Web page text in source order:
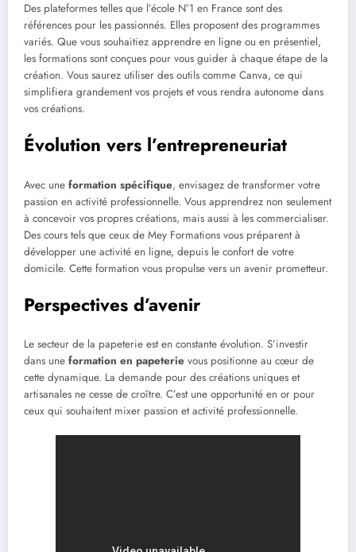
Des plateformes telles que l’école N°1 en France sont des
références pour les passionnés. Elles proposent des programmes
variés. Que vous souhaitiez apprendre en ligne ou en présentiel,
les formations sont conçues pour vous guider à chaque étape de la
création. Vous saurez utiliser des outils comme Canva, ce qui
simplifiera grandement vos projets et vous rendra autonome dans
vos créations.
Évolution vers l’entrepreneuriat
Avec une formation spécifique, envisagez de transformer votre
passion en activité professionnelle. Vous apprendrez non seulement
à concevoir vos propres créations, mais aussi à les commercialiser.
Des cours tels que ceux de Mey Formations vous préparent à
développer une activité en ligne, depuis le confort de votre
domicile. Cette formation vous propulse vers un avenir prometteur.
Perspectives d’avenir
Le secteur de la papeterie est en constante évolution. S’investir
dans une formation en papeterie vous positionne au cœur de
cette dynamique. La demande pour des créations uniques et
artisanales ne cesse de croître. C’est une opportunité en or pour
ceux qui souhaitent mixer passion et activité professionnelle.